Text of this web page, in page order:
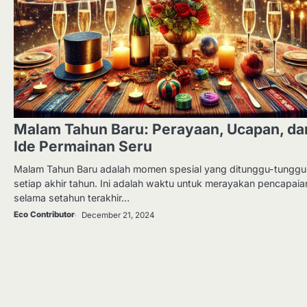
Malam Tahun Baru: Perayaan, Ucapan,
Ide Permainan Seru
Malam Tahun Baru adalah momen spesial yang ditunggu-tunggu
setiap akhir tahun. Ini adalah waktu untuk merayakan
selama setahun terakhir…
Eco Contributor December 21, 2024